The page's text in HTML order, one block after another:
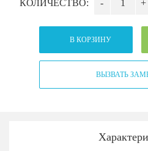
КОЛИЧЕСТВО: - +
В КОРЗИНУ
ВЫЗВАТЬ